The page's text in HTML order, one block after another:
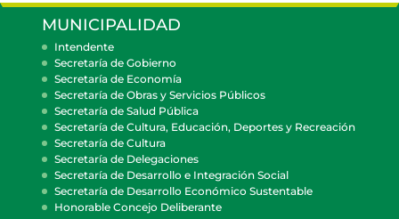
MUNICIPALIDAD
Intendente
Secretaría de Gobierno
Secretaría de Economía
Secretaría de Obras y Servicios Públicos
Secretaría de Salud Pública
Secretaría de Cultura, Educación, Deportes y Recreación
Secretaría de Cultura
Secretaría de Delegaciones
Secretaría de Desarrollo e Integración Social
Secretaría de Desarrollo Económico Sustentable
Honorable Concejo Deliberante